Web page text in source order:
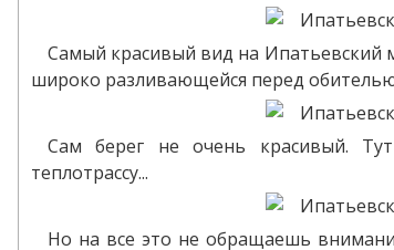
Самый красивый вид на Ипатьевский
широко разливающейся перед
Сам берег не очень красивый.
теплотрассу...
Но на все это не обращаешь